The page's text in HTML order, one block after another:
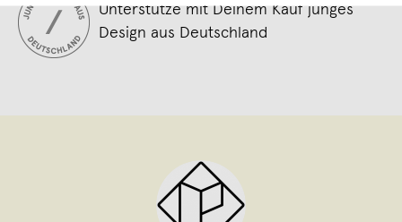
Unterstütze mit Deinem Kauf junges
Design aus Deutschland